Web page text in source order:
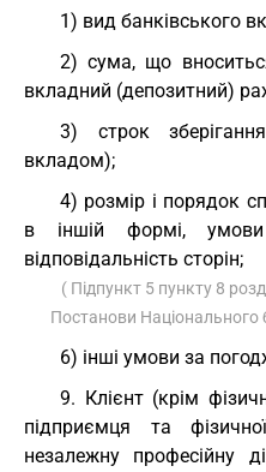
1) вид банківського
2) сума, що
вкладний (депозитний)
3) строк
вкладом);
4) розмір і порядок
в іншій формі, умови
відповідальність сторін;
( Підпункт 5 пункту 8
Постанови Національного
6) інші умови за
9. Клієнт (крім
підприємця та
незалежну професійну